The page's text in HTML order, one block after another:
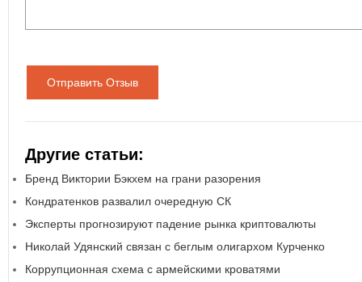
Отправить Отзыв
Другие статьи:
Бренд Виктории Бэкхем на грани разорения
Кондратенков развалил очередную СК
Эксперты прогнозируют падение рынка криптовалюты
Николай Удянский связан с беглым олигархом Курченко
Коррупционная схема с армейскими кроватями